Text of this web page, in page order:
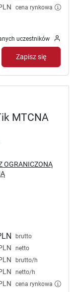
cena rynkowa
uczestników
Zapisz się
MTCNA
OGRANICZONĄ
brutto
netto
brutto/h
netto/h
cena rynkowa